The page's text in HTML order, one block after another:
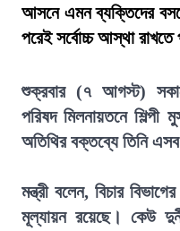
আসনে এমন ব্যক্তিদের বসতে
পরেই সর্বোচ্চ আস্থা রাখতে
শুক্রবার (৭ আগস্ট)
পরিষদ মিলনায়তনে শিল্পী
অতিথির বক্তব্যে তিনি
মন্ত্রী বলেন, বিচার
মূল্যায়ন রয়েছে। কেউ